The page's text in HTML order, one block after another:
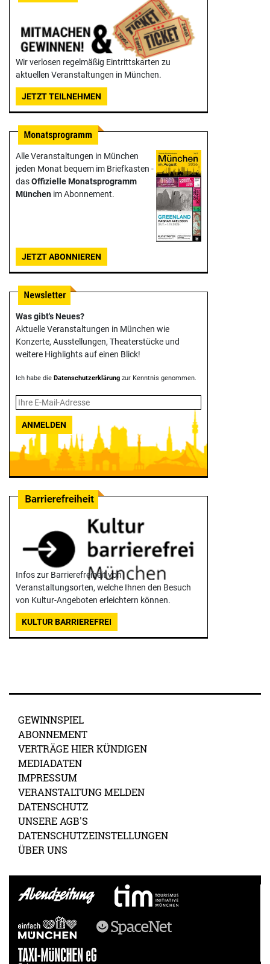
Wir verlosen regelmäßig Eintrittskarten zu
aktuellen Veranstaltungen in München.
JETZT TEILNEHMEN
Alle Veranstaltungen in München
jeden Monat bequem im Briefkasten -
dasOffizielle Monats­programm
München im Abonnement.
JETZT ABONNIEREN
Was gibt's Neues?
Aktuelle Veranstaltungen in München wie
Konzerte, Ausstellungen, Theater­stücke und
weitere Highlights auf einen Blick!
Ich habe die Datenschutzerklärung zur Kenntnis genommen.
ANMELDEN
Infos zur Barrierefreiheit von
Veranstaltungsorten, welche Ihnen den Besuch
von Kultur-Angeboten erleichtern können.
KULTUR BARRIEREFREI
GEWINNSPIEL
ABONNEMENT
VERTRÄGE HIER KÜNDIGEN
MEDIADATEN
IMPRESSUM
VERANSTALTUNG MELDEN
DATENSCHUTZ
UNSERE AGB'S
DATENSCHUTZEINSTELLUNGEN
ÜBER UNS